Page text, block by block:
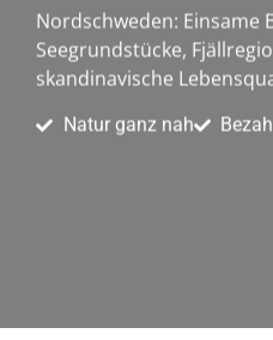
Nordschweden: Einsame
Seegrundstücke,
skandinavische
Natur ganz nah